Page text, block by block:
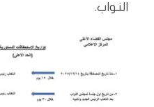
النواب.